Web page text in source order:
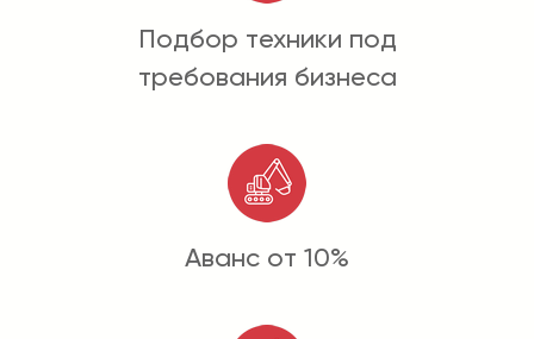
Подбор техники под
требования бизнеса
Аванс от 10%